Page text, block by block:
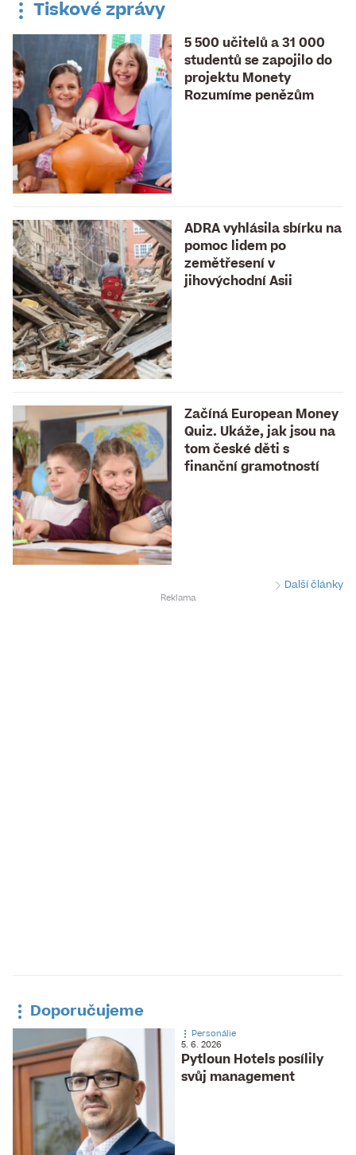
Tiskové zprávy
5 500 učitelů a 31 000
studentů se zapojilo do
projektu Monety
Rozumíme penězům
ADRA vyhlásila sbírku na
pomoc lidem po
zemětřesení v
jihovýchodní Asii
Začíná European Money
Quiz. Ukáže, jak jsou na
tom české děti s
finanční gramotností
Další články
Doporučujeme
Pytloun Hotels posílily
svůj management
Personálie
5. 6. 2026